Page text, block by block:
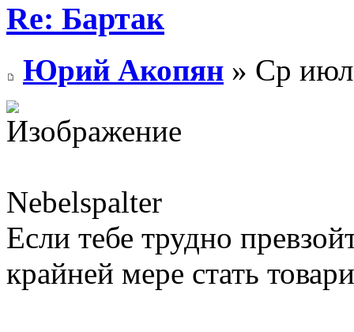
Re: Бартак
Юрий Акопян » Ср
Nebelspalter
Если тебе трудно
крайней мере стать